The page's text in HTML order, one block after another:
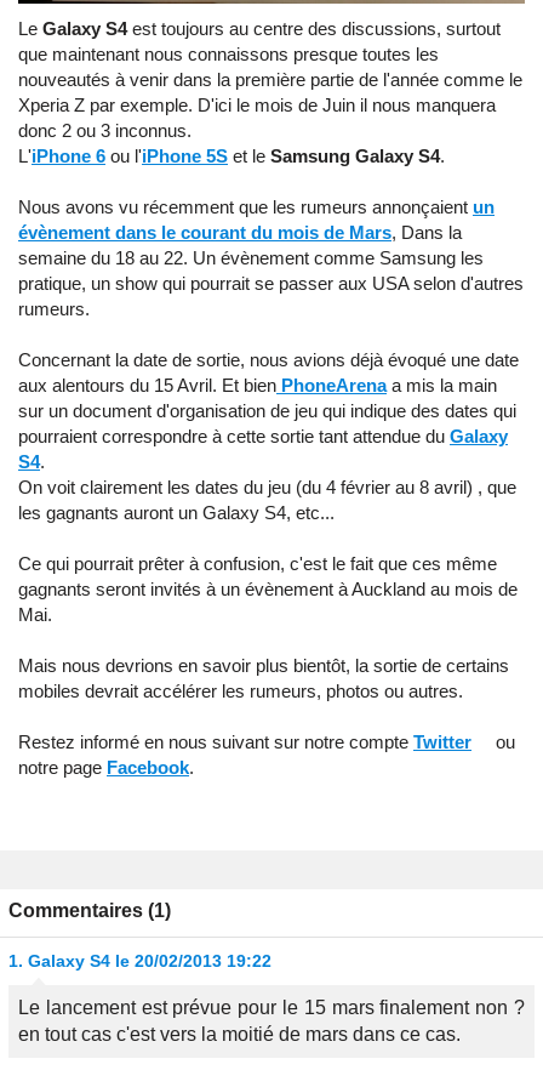
Le Galaxy S4est toujours au centre des discussions, surtout
que maintenant nous connaissons presque toutes les
nouveautés à venir dans la première partie de l'année comme le
Xperia Z par exemple. D'ici le mois de Juin il nous manquera
donc 2 ou 3 inconnus.
L'iPhone 6 ou l'iPhone 5S et le Samsung Galaxy S4.
Nous avons vu récemment que les rumeurs annonçaient un
évènement dans le courant du mois de Mars, Dans la
semaine du 18 au 22. Un évènement comme Samsung les
pratique, un show qui pourrait se passer aux USA selon d'autres
rumeurs.
Concernant la date de sortie, nous avions déjà évoqué une date
aux alentours du 15 Avril. Et bien PhoneArenaa mis la main
sur un document d'organisation de jeu qui indique des dates qui
pourraient correspondre à cette sortie tant attendue du Galaxy
S4.
On voit clairement les dates du jeu (du 4 février au 8 avril) , que
les gagnants auront un Galaxy S4, etc...
Ce qui pourrait prêter à confusion, c'est le fait que ces même
gagnants seront invités à un évènement à Auckland au mois de
Mai.
Mais nous devrions en savoir plus bientôt, la sortie de certains
mobiles devrait accélérer les rumeurs, photos ou autres.
Restez informé en nous suivant sur notre compte Twitter ou
notre page Facebook.
Commentaires (1)
1. Galaxy S4 le 20/02/2013 19:22
Le lancement est prévue pour le 15 mars finalement non ?
en tout cas c'est vers la moitié de mars dans ce cas.